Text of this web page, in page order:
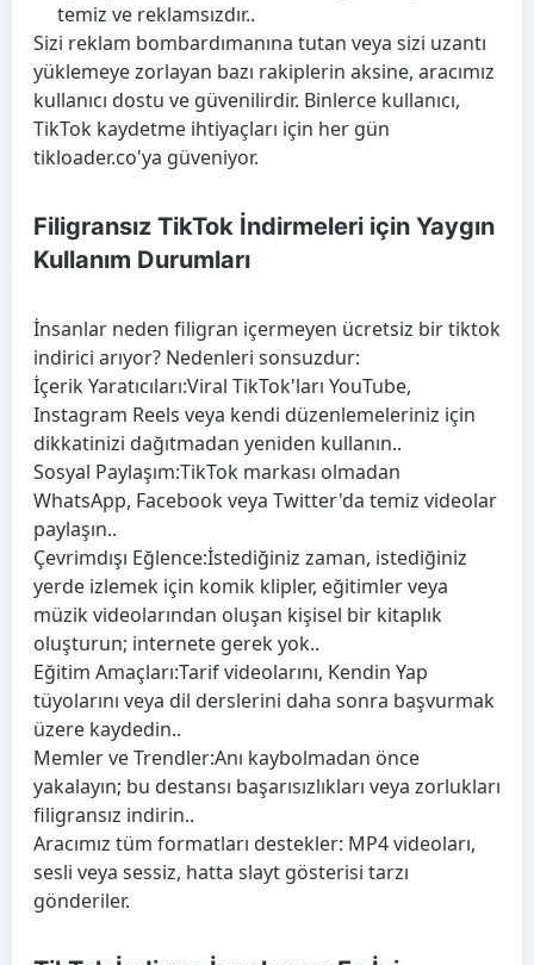
temiz ve reklamsızdır..
Sizi reklam bombardımanına tutan veya sizi uzantı
yüklemeye zorlayan bazı rakiplerin aksine, aracımız
kullanıcı dostu ve güvenilirdir. Binlerce kullanıcı,
TikTok kaydetme ihtiyaçları için her gün
tikloader.co'ya güveniyor.
Filigransız TikTok İndirmeleri için Yaygın
Kullanım Durumları
İnsanlar neden filigran içermeyen ücretsiz bir tiktok
indirici arıyor? Nedenleri sonsuzdur:
İçerik Yaratıcıları:Viral TikTok'ları YouTube,
Instagram Reels veya kendi düzenlemeleriniz için
dikkatinizi dağıtmadan yeniden kullanın..
Sosyal Paylaşım:TikTok markası olmadan
WhatsApp, Facebook veya Twitter'da temiz videolar
paylaşın..
Çevrimdışı Eğlence:İstediğiniz zaman, istediğiniz
yerde izlemek için komik klipler, eğitimler veya
müzik videolarından oluşan kişisel bir kitaplık
oluşturun; internete gerek yok..
Eğitim Amaçları:Tarif videolarını, Kendin Yap
tüyolarını veya dil derslerini daha sonra başvurmak
üzere kaydedin..
Memler ve Trendler:Anı kaybolmadan önce
yakalayın; bu destansı başarısızlıkları veya zorlukları
filigransız indirin..
Aracımız tüm formatları destekler: MP4 videoları,
sesli veya sessiz, hatta slayt gösterisi tarzı
gönderiler.